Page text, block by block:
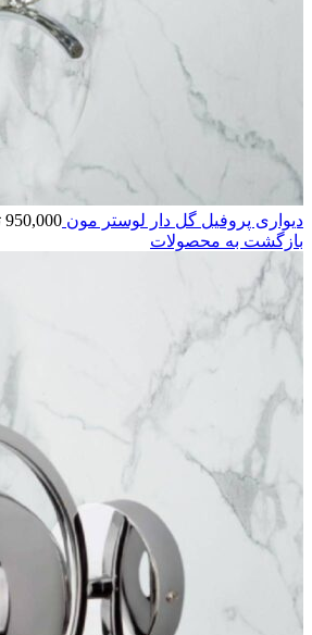
دیواری پروفیل گل دار لوستر مون 950,000
بازگشت به محصولات